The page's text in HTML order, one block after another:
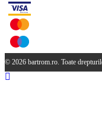
© 2026 bartrom.ro. Toate